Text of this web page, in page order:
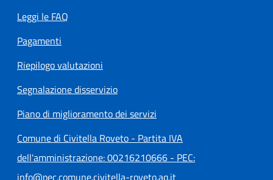
Leggi le FAQ
Pagamenti
Riepilogo valutazioni
Segnalazione disservizio
Piano di miglioramento dei servizi
Comune di Civitella Roveto - Partita IVA
dell'amministrazione: 00216210666 - PEC:
info@pec.comune.civitella-roveto.aq.it